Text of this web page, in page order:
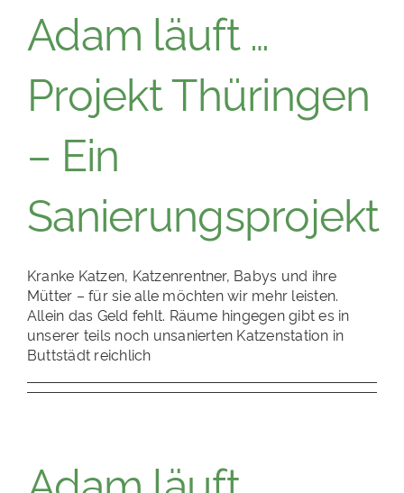
Adam läuft …
Projekt Thüringen
– Ein
Sanierungsprojekt
Kranke Katzen, Katzenrentner, Babys und ihre
Mütter – für sie alle möchten wir mehr leisten.
Allein das Geld fehlt. Räume hingegen gibt es in
unserer teils noch unsanierten Katzenstation in
Buttstädt reichlich